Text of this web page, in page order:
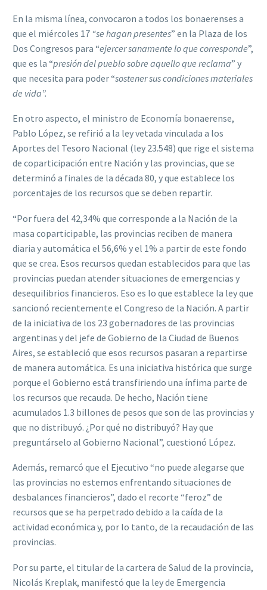
En la misma línea, convocaron a todos los bonaerenses a
que el miércoles 17 “se hagan presentes” en la Plaza de los
Dos Congresos para “ejercer sanamente lo que corresponde”,
que es la “presión del pueblo sobre aquello que reclama” y
que necesita para poder “sostener sus condiciones materiales
de vida”.
En otro aspecto, el ministro de Economía bonaerense,
Pablo López, se refirió a la ley vetada vinculada a los
Aportes del Tesoro Nacional (ley 23.548) que rige el sistema
de coparticipación entre Nación y las provincias, que se
determinó a finales de la década 80, y que establece los
porcentajes de los recursos que se deben repartir.
“Por fuera del 42,34% que corresponde a la Nación de la
masa coparticipable, las provincias reciben de manera
diaria y automática el 56,6% y el 1% a partir de este fondo
que se crea. Esos recursos quedan establecidos para que las
provincias puedan atender situaciones de emergencias y
desequilibrios financieros. Eso es lo que establece la ley que
sancionó recientemente el Congreso de la Nación. A partir
de la iniciativa de los 23 gobernadores de las provincias
argentinas y del jefe de Gobierno de la Ciudad de Buenos
Aires, se estableció que esos recursos pasaran a repartirse
de manera automática. Es una iniciativa histórica que surge
porque el Gobierno está transfiriendo una ínfima parte de
los recursos que recauda. De hecho, Nación tiene
acumulados 1.3 billones de pesos que son de las provincias y
que no distribuyó. ¿Por qué no distribuyó? Hay que
preguntárselo al Gobierno Nacional”, cuestionó López.
Además, remarcó que el Ejecutivo “no puede alegarse que
las provincias no estemos enfrentando situaciones de
desbalances financieros”, dado el recorte “feroz” de
recursos que se ha perpetrado debido a la caída de la
actividad económica y, por lo tanto, de la recaudación de las
provincias.
Por su parte, el titular de la cartera de Salud de la provincia,
Nicolás Kreplak, manifestó que la ley de Emergencia